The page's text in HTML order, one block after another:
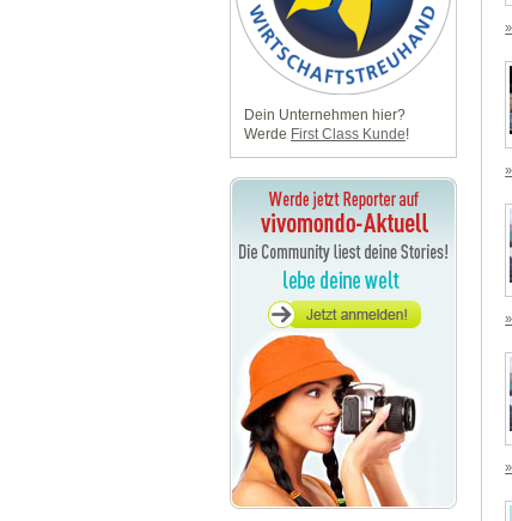
Dein Unternehmen hier?
Werde First Class Kunde!